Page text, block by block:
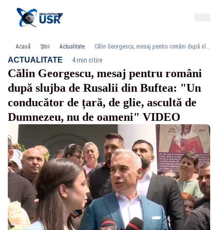
Acasă Știri Actualitate Călin Georgescu, mesaj pentru români după slujba de Rusalii din Buftea: "Un conducător de țară, de glie, ascultă de Dumnezeu, nu de oameni" VIDEO
ACTUALITATE· 4 min citire
Călin Georgescu, mesaj pentru români
după slujba de Rusalii din Buftea: "Un
conducător de țară, de glie, ascultă de
Dumnezeu, nu de oameni" VIDEO